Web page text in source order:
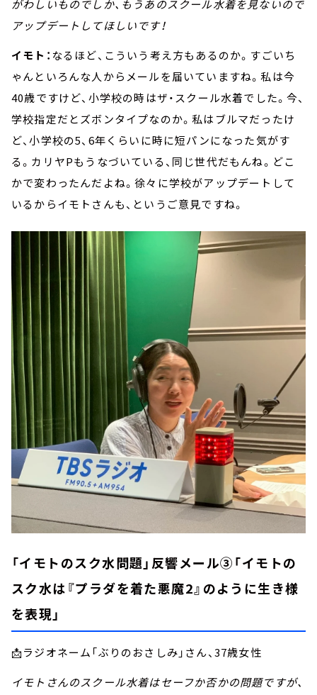
がわしいものでしか、もうあのスクール水着を見ないので
アップデートしてほしいです！
イモト： なるほど、こういう考え方もあるのか。すごいち
ゃんといろんな人からメールを届いていますね。私は今
40歳ですけど、小学校の時はザ・スクール水着でした。今、
学校指定だとズボンタイプなのか。私はブルマだったけ
ど、小学校の5、6年くらいに時に短パンになった気がす
る。カリヤPもうなづいている、同じ世代だもんね。どこ
かで変わったんだよね。徐々に学校がアップデートして
いるからイモトさんも、というご意見ですね。
「イモトのスク水問題」反響メール③「イモトの
スク水は『プラダを着た悪魔2』のように生き様
を表現」
📩ラジオネーム「ぶりのおさしみ」さん、37歳女性
イモトさんのスクール水着はセーフか否かの問題ですが、